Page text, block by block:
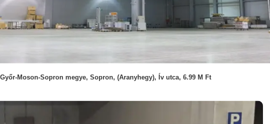
Győr-Moson-Sopron megye, Sopron, (Aranyhegy), Ív utca, 6.99 M Ft